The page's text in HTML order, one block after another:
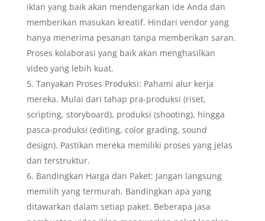
iklan yang baik akan mendengarkan ide Anda dan
memberikan masukan kreatif. Hindari vendor yang
hanya menerima pesanan tanpa memberikan saran.
Proses kolaborasi yang baik akan menghasilkan
video yang lebih kuat.
Tanyakan Proses Produksi: Pahami alur kerja
mereka. Mulai dari tahap pra-produksi (riset,
scripting, storyboard), produksi (shooting), hingga
pasca-produksi (editing, color grading, sound
design). Pastikan mereka memiliki proses yang jelas
dan terstruktur.
Bandingkan Harga dan Paket: Jangan langsung
memilih yang termurah. Bandingkan apa yang
ditawarkan dalam setiap paket. Beberapa jasa